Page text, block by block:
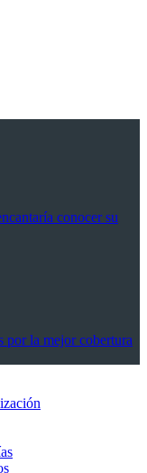
conocer su
por la mejor cobertura